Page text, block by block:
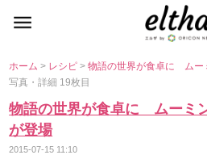
ホーム> レシピ>物語の世界が食卓に ムー
写真・詳細 19枚目
物語の世界が食卓に ムーミ
が登場
2015-07-15 11:10